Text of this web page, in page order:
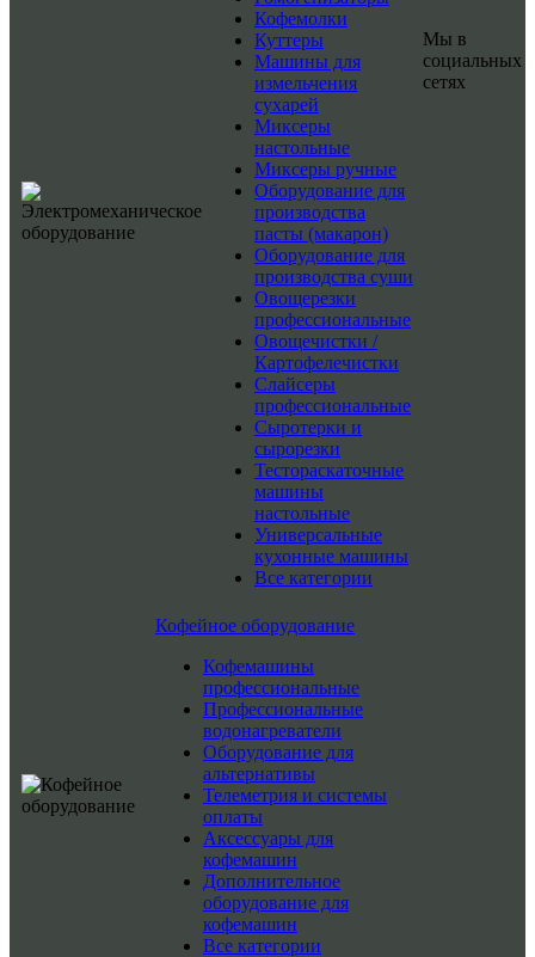
Кофемолки
Куттеры
Машины для
измельчения
сухарей
Миксеры
настольные
Миксеры ручные
Оборудование для
производства
пасты (макарон)
Оборудование для
производства суши
Овощерезки
профессиональные
Овощечистки /
Картофелечистки
Слайсеры
профессиональные
Сыротерки и
сырорезки
Тестораскаточные
машины
настольные
Универсальные
кухонные машины
Все категории
Кофейное оборудование
Кофемашины
профессиональные
Профессиональные
водонагреватели
Оборудование для
альтернативы
Телеметрия и системы
оплаты
Аксессуары для
кофемашин
Дополнительное
оборудование для
кофемашин
Все категории
Мы в
социальных
сетях